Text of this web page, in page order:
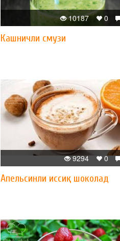
0
10187
Кашничли смузи
0
9294
Апельсинли иссиқ шоколад